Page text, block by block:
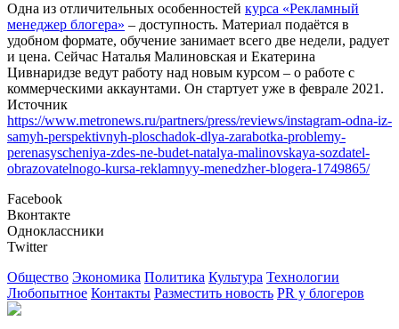
Одна из отличительных особенностей курса «Рекламный
менеджер блогера» – доступность. Материал подаётся в
удобном формате, обучение занимает всего две недели, радует
и цена. Сейчас Наталья Малиновская и Екатерина
Цивнаридзе ведут работу над новым курсом – о работе с
коммерческими аккаунтами. Он стартует уже в феврале 2021.
Источник
https://www.metronews.ru/partners/press/reviews/instagram-odna-iz-
samyh-perspektivnyh-ploschadok-dlya-zarabotka-problemy-
perenasyscheniya-zdes-ne-budet-natalya-malinovskaya-sozdatel-
obrazovatelnogo-kursa-reklamnyy-menedzher-blogera-1749865/
Facebook
Вконтакте
Одноклассники
Twitter
Общество Экономика Политика Культура Технологии
Любопытное Контакты Разместить новость PR у блогеров